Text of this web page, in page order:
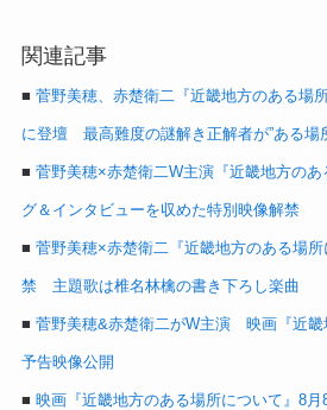
関連記事
■ 菅野美穂、赤楚衛二『近畿地方のある場
に登壇 最高難度の謎解き正解者が”ある場
■ 菅野美穂×赤楚衛二W主演『近畿地方の
グ＆インタビューを収めた特別映像解禁
■ 菅野美穂×赤楚衛二『近畿地方のある場
禁 主題歌は椎名林檎の書き下ろし楽曲
■ 菅野美穂&赤楚衛二がW主演 映画『近畿
予告映像公開
■ 映画『近畿地方のある場所について』8